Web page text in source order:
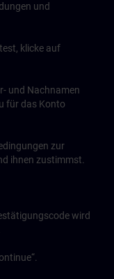
und
klicke auf
und Nachnamen
für das Konto
zur
ihnen zustimmst.
wird